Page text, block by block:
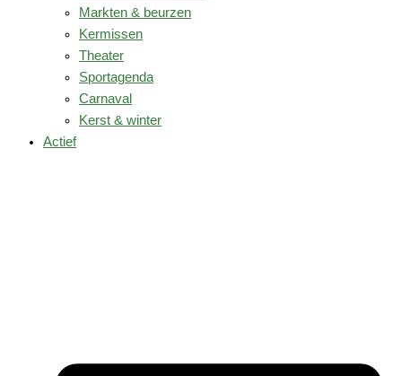
Markten & beurzen
Kermissen
Theater
Sportagenda
Carnaval
Kerst & winter
Actief